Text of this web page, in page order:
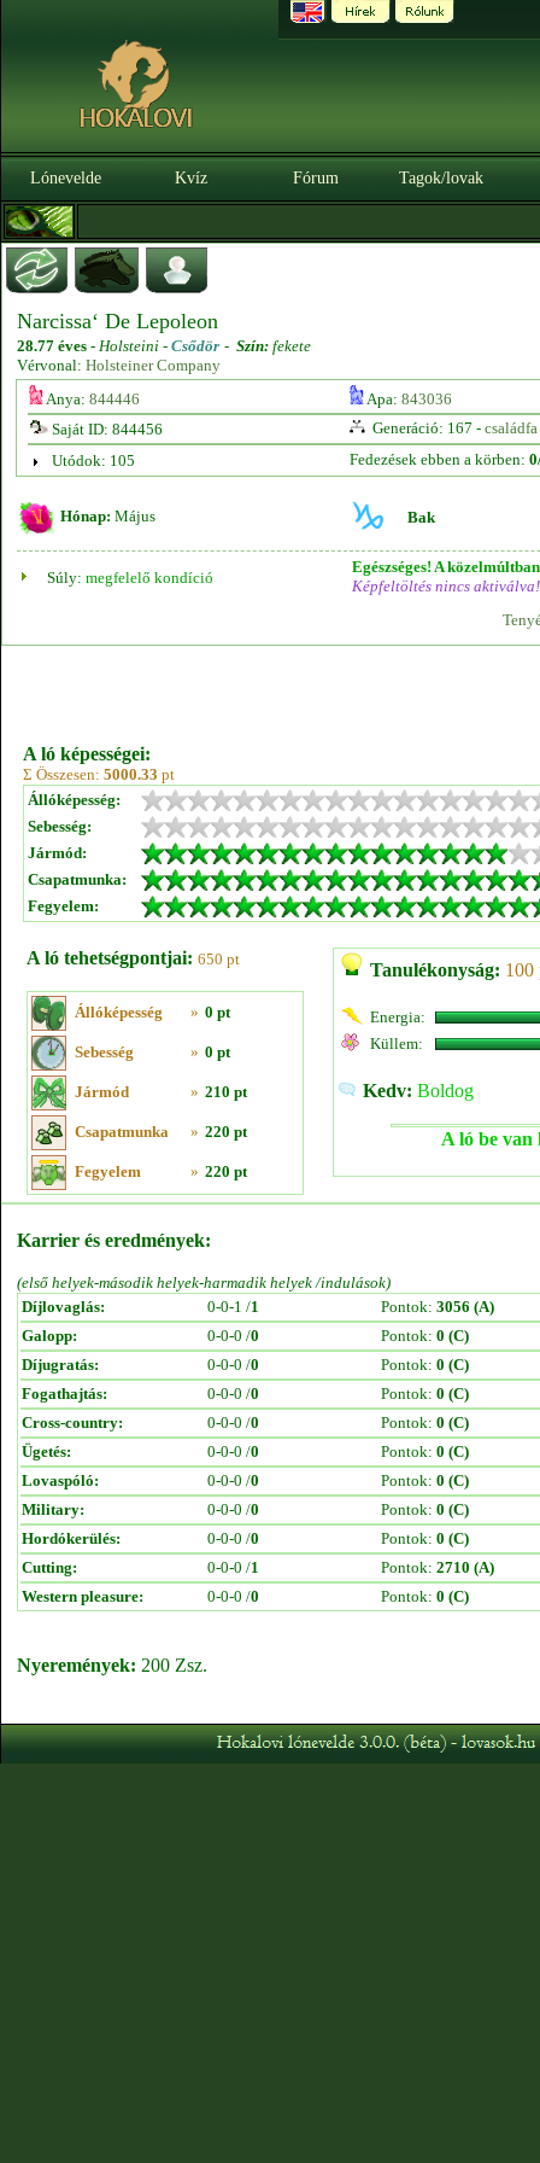
Lónevelde Kvíz Fórum Tagok/lovak
Narcissa‘ De Lepoleon
28.77 éves - Holsteini - Csődör - Szín: fekete
Vérvonal: Holsteiner Company
Anya: 844446 Apa: 843036
Saját ID: 844456
Generáció: 167 - családfa
Utódok: 105
Fedezések ebben a körben:
Hónap: Május Bak
Súly: megfelelő kondíció
Egészséges! A
Képfeltöltés nincs aktiválva!
A ló képességei:
Σ Összesen: 5000.33 pt
Állóképesség:
Sebesség:
Jármód:
Csapatmunka:
Fegyelem:
A ló tehetségpontjai: 650 pt
Állóképesség » 0 pt
Sebesség » 0 pt
Jármód » 210 pt
Csapatmunka » 220 pt
Fegyelem » 220 pt
Tanulékonyság: 100
Energia:
Küllem:
Kedv: Boldog
A ló be van
Karrier és eredmények:
(első helyek-második helyek-harmadik helyek /indulások)
Díjlovaglás:
0-0-1 /1 Pontok: 3056 (A)
Galopp:
0-0-0 /0 Pontok: 0 (C)
Díjugratás:
0-0-0 /0 Pontok: 0 (C)
Fogathajtás:
0-0-0 /0 Pontok: 0 (C)
Cross-country:
0-0-0 /0 Pontok: 0 (C)
Ügetés:
0-0-0 /0 Pontok: 0 (C)
Lovaspóló:
0-0-0 /0 Pontok: 0 (C)
Military:
0-0-0 /0 Pontok: 0 (C)
Hordókerülés:
0-0-0 /0 Pontok: 0 (C)
Cutting:
0-0-0 /1 Pontok: 2710 (A)
Western pleasure:
0-0-0 /0 Pontok: 0 (C)
Nyeremények: 200 Zsz.